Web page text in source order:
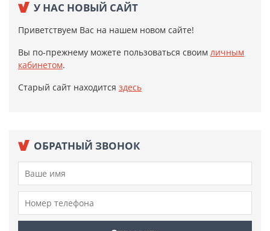
У НАС НОВЫЙ САЙТ
Приветствуем Вас на нашем новом сайте!
Вы по-прежнему можете пользоваться своим личным
кабинетом.
Старый сайт находится здесь
ОБРАТНЫЙ ЗВОНОК